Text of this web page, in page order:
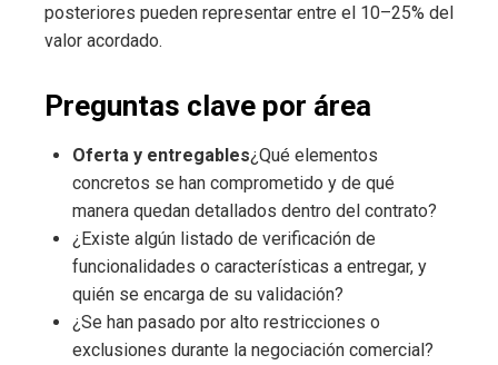
posteriores pueden representar entre el 10–25% del
valor acordado.
Preguntas clave por área
Oferta y entregables¿Qué elementos
concretos se han comprometido y de qué
manera quedan detallados dentro del contrato?
¿Existe algún listado de verificación de
funcionalidades o características a entregar, y
quién se encarga de su validación?
¿Se han pasado por alto restricciones o
exclusiones durante la negociación comercial?